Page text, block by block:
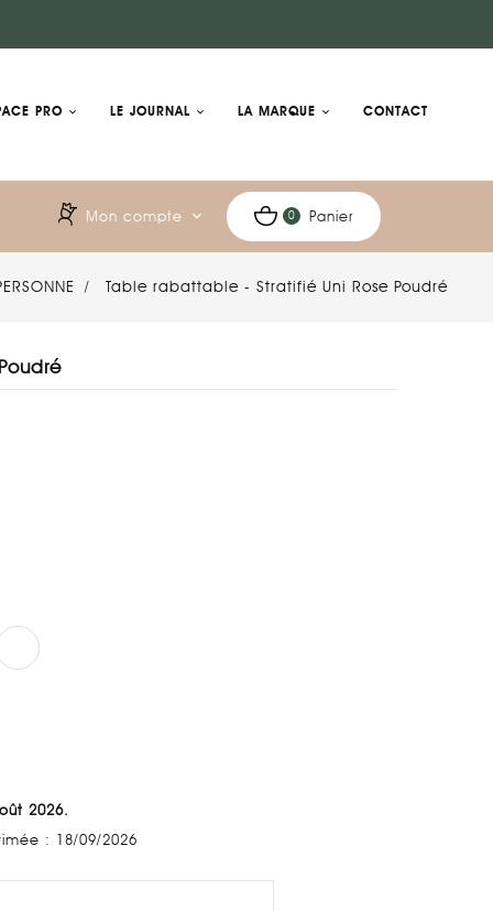
PRO LE JOURNAL LA MARQUE CONTACT
0 Panier
Mon compte expand_more
Table rabattable - Stratifié Uni Rose Poudré
2026.
: 18/09/2026